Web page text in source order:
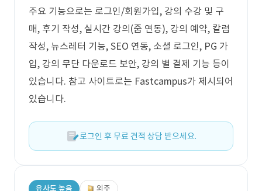
주요 기능으로는 로그인/회원가입, 강의 수강 및 구
매, 후기 작성, 실시간 강의(줌 연동), 강의 예약, 칼럼
작성, 뉴스레터 기능, SEO 연동, 소셜 로그인, PG 가
입, 강의 무단 다운로드 보안, 강의 별 결제 기능 등이
있습니다. 참고 사이트로는 Fastcampus가 제시되어
있습니다.
로그인 후 무료 견적 상담 받으세요.
유사도 높음 외주